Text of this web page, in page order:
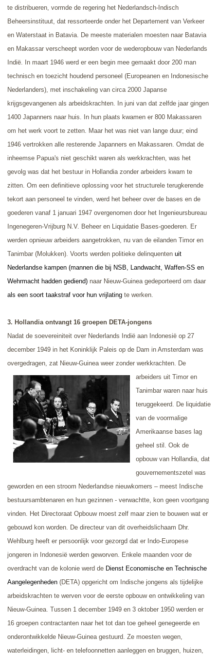
te distribueren, vormde de regering het Nederlandsch-Indisch
Beheersinstituut, dat ressorteerde onder het Departement van Verkeer
en Waterstaat in Batavia. De meeste materialen moesten naar Batavia
en Makassar verscheept worden voor de wederopbouw van Nederlands
Indië. In maart 1946 werd er een begin mee gemaakt door 200 man
technisch en toezicht houdend personeel (Europeanen en Indonesische
Nederlanders), met inschakeling van circa 2000 Japanse
krijgsgevangenen als arbeidskrachten. In juni van dat zelfde jaar gingen
1400 Japanners naar huis. In hun plaats kwamen er 800 Makassaren
om het werk voort te zetten. Maar het was niet van lange duur; eind
1946 vertrokken alle resterende Japanners en Makassaren. Omdat de
inheemse Papua's niet geschikt waren als werkkrachten, was het
gevolg was dat het bestuur in Hollandia zonder arbeiders kwam te
zitten. Om een definitieve oplossing voor het structurele terugkerende
tekort aan personeel te vinden, werd het beheer over de bases en de
goederen vanaf 1 januari 1947 overgenomen door het Ingenieursbureau
Ingenegeren-Vrijburg N.V. Beheer en Liquidatie Bases-goederen. Er
werden opnieuw arbeiders aangetrokken, nu van de eilanden Timor en
Tanimbar (Molukken). Voorts werden politieke delinquenten uit
Nederlandse kampen (mannen die bij NSB, Landwacht, Waffen-SS en
Wehrmacht hadden gediend) naar Nieuw-Guinea gedeporteerd om daar
als een soort taakstraf voor hun vrijlating te werken.
3. Hollandia ontvangt 16 groepen DETA-jongens
Nadat de soevereiniteit over Nederlands Indië aan Indonesië op 27
december 1949 in het Koninklijk Paleis op de Dam in Amsterdam was
overgedragen, zat Nieuw-Guinea weer zonder werkkrachten.
De
arbeiders uit Timor en
Tanimbar waren naar huis
teruggekeerd. De liquidatie
van de voormalige
Amerikaanse bases lag
geheel stil. Ook de
opbouw van Hollandia, dat
gouvernementszetel was
geworden en een stroom Nederlandse nieuwkomers – meest Indische
bestuursambtenaren en hun gezinnen - verwachtte, kon geen voortgang
vinden. Het Directoraat Opbouw moest zelf maar zien te bouwen wat er
gebouwd kon worden. De directeur van dit overheidslichaam Dhr.
Wehlburg heeft er persoonlijk voor gezorgd dat er Indo-Europese
jongeren in Indonesië werden geworven. Enkele maanden voor de
overdracht van de kolonie werd de Dienst Economische en Technische
Aangelegenheden (DETA) opgericht om Indische jongens als tijdelijke
arbeidskrachten te werven voor de eerste opbouw en ontwikkeling van
Nieuw-Guinea. Tussen 1 december 1949 en 3 oktober 1950 werden er
16 groepen contractanten naar het tot dan toe geheel genegeerde en
onderontwikkelde Nieuw-Guinea gestuurd. Ze moesten wegen,
waterleidingen, licht- en telefoonnetten aanleggen en bruggen, huizen,